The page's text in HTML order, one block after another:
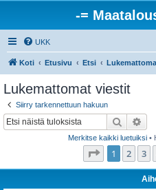
-=
UKK
Koti Etusivu Etsi
Lukemattomat viestit
Siirry tarkennettuun hakuun
Etsi
Merkitse kaikki luetuiksi•
Sivu /20
1 2 3